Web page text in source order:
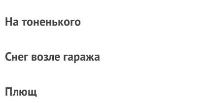
На тоненького
Снег возле гаража
Плющ